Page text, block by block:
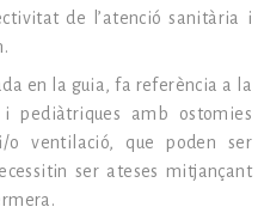
de l’atenció sanitària i
en la guia, fa referència a la
pediàtriques amb ostomies
i/o ventilació, que poden ser
ser ateses mitjançant